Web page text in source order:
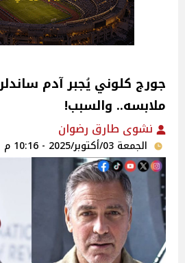
جورج كلوني يُجبر آدم
ملابسه.. والسبب!
نشوى طارق رضوان
الجمعة 03/أكتوبر/2025 - 10:16 م